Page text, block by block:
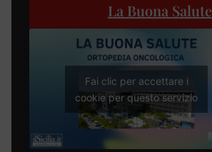
La Buona Salute
Fai clic per accettare i
cookie per questo servizio